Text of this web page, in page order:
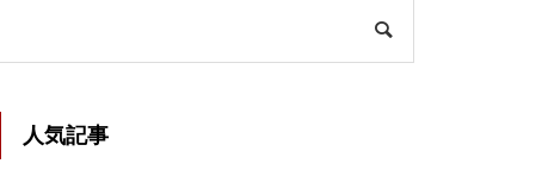
人気記事